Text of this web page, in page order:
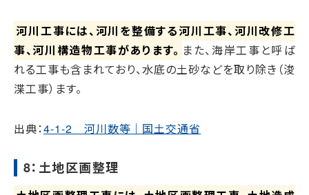
河川工事には、河川を整備する河川工事、河川改修工
事、河川構造物工事があります。 また、海岸工事と呼ば
れる工事も含まれており、水底の土砂などを取り除き（浚
渫工事）ます。
出典：4-1-2 河川数等｜国土交通省
8：土地区画整理